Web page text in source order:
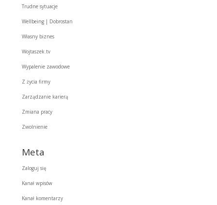
Trudne sytuacje
Wellbeing | Dobrostan
Własny biznes
Wojtaszek.tv
Wypalenie zawodowe
Z życia firmy
Zarządzanie karierą
Zmiana pracy
Zwolnienie
Meta
Zaloguj się
Kanał wpisów
Kanał komentarzy